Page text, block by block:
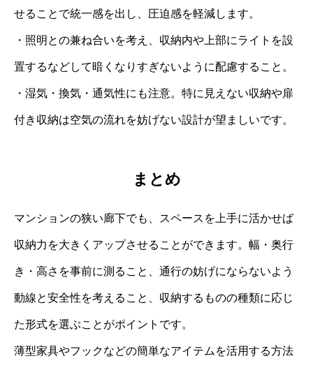
せることで統一感を出し、圧迫感を軽減します。
・照明との兼ね合いを考え、収納内や上部にライトを設
置するなどして暗くなりすぎないように配慮すること。
・湿気・換気・通気性にも注意。特に見えない収納や扉
付き収納は空気の流れを妨げない設計が望ましいです。
まとめ
マンションの狭い廊下でも、スペースを上手に活かせば
収納力を大きくアップさせることができます。幅・奥行
き・高さを事前に測ること、通行の妨げにならないよう
動線と安全性を考えること、収納するものの種類に応じ
た形式を選ぶことがポイントです。
薄型家具やフックなどの簡単なアイテムを活用する方法